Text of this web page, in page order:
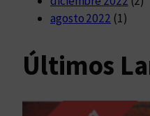
agosto 2022 (1)
Últimos